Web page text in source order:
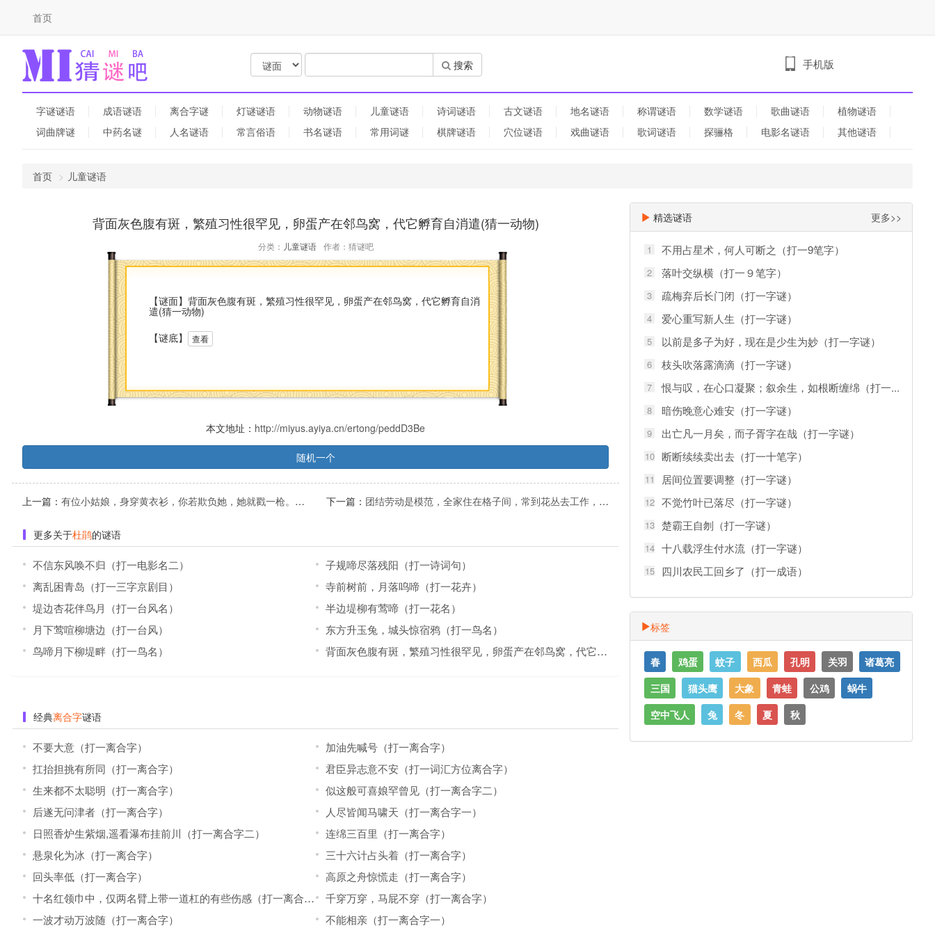
首页
搜索 手机版
字谜谜语 成语谜语 离合字谜 灯谜谜语 动物谜语 儿童谜语 诗词谜语 古文谜语 地名谜语 称谓谜语 数学谜语 歌曲谜语
植物谜语
词曲牌谜
中药名谜 人名谜语 常言俗语 书名谜语 常用词谜 棋牌谜语 穴位谜语 戏曲谜语 歌词谜语 探骊格 电影名谜语 其他谜语
首页 儿童谜语
背面灰色腹有斑，繁殖习性很罕见，卵蛋产在邻鸟窝，代它孵育自消遣(猜一动物)
分类： 儿童谜语 作者：猜谜吧
【谜面】背面灰色腹有斑，繁殖习性很罕见，卵蛋产在邻鸟窝，代它孵育自消
遣(猜一动物)
【谜底】
查看
本文地址： http://miyus.ayiya.cn/ertong/peddD3Be
随机一个
上一篇： 有位小姑娘，身穿黄衣衫，你若欺负她，她就戳一枪。(猜一动物) 下一篇： 团结劳动是模范，全家住在格子间，常到花丛去工作，造出产品比糖甜(猜一动物)
更多关于杜鹃的谜语
不信东风唤不归（打一电影名二）
子规啼尽落残阳（打一诗词句）
离乱困青岛（打一三字京剧目）
寺前树前，月落呜啼（打一花卉）
堤边杏花伴鸟月（打一台风名）
半边堤柳有莺啼（打一花名）
月下莺喧柳塘边（打一台风）
东方升玉兔，城头惊宿鸦（打一鸟名）
鸟啼月下柳堤畔（打一鸟名）
背面灰色腹有斑，繁殖习性很罕见，卵蛋产在邻鸟窝，代它孵育自消遣。(猜一动物)
经典离合字谜语
不要大意（打一离合字）
加油先喊号（打一离合字）
扛抬担挑有所同（打一离合字）
君臣异志意不安（打一词汇方位离合字）
生来都不太聪明（打一离合字）
似这般可喜娘罕曾见（打一离合字二）
后遂无问津者（打一离合字）
人尽皆闻马啸天（打一离合字一）
日照香炉生紫烟,遥看瀑布挂前川（打一离合字二）
连绵三百里（打一离合字）
悬泉化为冰（打一离合字）
三十六计占头着（打一离合字）
回头率低（打一离合字）
高原之舟惊慌走（打一离合字）
十名红领巾中，仅两名臂上带一道杠的有些伤感（打一离合字四）
千穿万穿，马屁不穿（打一离合字）
一波才动万波随（打一离合字）
不能相亲（打一离合字一）
更多>>
精选谜语
1 不用占星术，何人可断之（打一9笔字）
2 落叶交纵横（打一９笔字）
3 疏梅弃后长门闭（打一字谜）
4 爱心重写新人生（打一字谜）
5 以前是多子为好，现在是少生为妙（打一字谜）
6 枝头吹落露滴滴（打一字谜）
7 恨与叹，在心口凝聚；叙余生，如根断缠绵（打一...
8 暗伤晚意心难安（打一字谜）
9 出亡凡一月矣，而子胥字在哉（打一字谜）
10 断断续续卖出去（打一十笔字）
11 居间位置要调整（打一字谜）
12 不觉竹叶已落尽（打一字谜）
13 楚霸王自刎（打一字谜）
14 十八载浮生付水流（打一字谜）
15 四川农民工回乡了（打一成语）
标签
春 鸡蛋 蚊子 西瓜 孔明 关羽
诸葛亮
三国
猫头鹰 大象 青蛙 公鸡
蜗牛
空中飞人
兔 冬 夏 秋